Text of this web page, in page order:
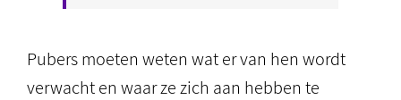
Pubers moeten weten wat er van hen wordt
verwacht en waar ze zich aan hebben te